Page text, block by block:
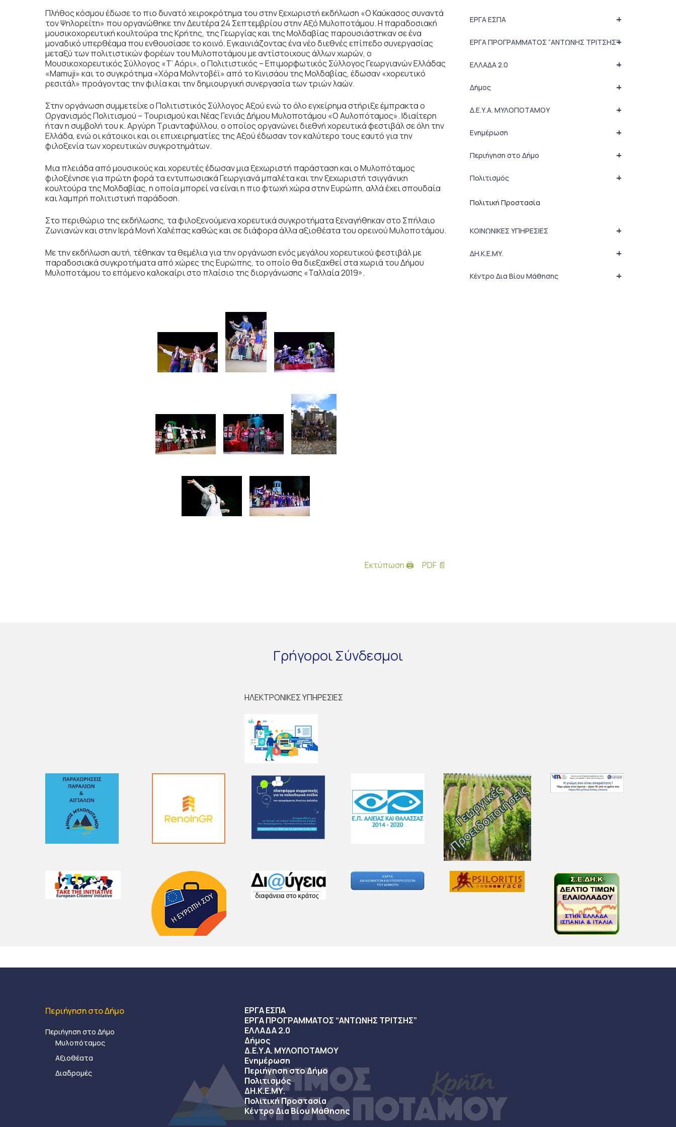
Πλήθος κόσμου έδωσε το πιο δυνατό χειροκρότημα του στην ξεχωριστή εκδήλωση «Ο Καύκασος συναντά
τον Ψηλορείτη» που οργανώθηκε την Δευτέρα 24 Σεπτεμβρίου στην Αξό Μυλοποτάμου. Η παραδοσιακή
μουσικοχορευτική κουλτούρα της Κρήτης, της Γεωργίας και της Μολδαβίας παρουσιάστηκαν σε ένα
μοναδικό υπερθέαμα που ενθουσίασε το κοινό. Εγκαινιάζοντας ένα νέο διεθνές επίπεδο συνεργασίας
μεταξύ των πολιτιστικών φορέων του Μυλοποτάμου με αντίστοιχους άλλων χωρών, ο
Μουσικοχορευτικός Σύλλογος «Τ’ Αόρι», ο Πολιτιστικός – Επιμορφωτικός Σύλλογος Γεωργιανών Ελλάδας
«Mamuji» και το συγκρότημα «Χόρα Μολντοβέϊ» από το Κινισάου της Μολδαβίας, έδωσαν «χορευτικό
ρεσιτάλ» προάγοντας την φιλία και την δημιουργική συνεργασία των τριών λαών.
Στην οργάνωση συμμετείχε ο Πολιτιστικός Σύλλογος Αξού ενώ το όλο εγχείρημα στήριξε έμπρακτα ο
Οργανισμός Πολιτισμού – Τουρισμού και Νέας Γενιάς Δήμου Μυλοποτάμου «Ο Αυλοπόταμος». Ιδιαίτερη
ήταν η συμβολή του κ. Αργύρη Τριανταφύλλου, ο οποίος οργανώνει διεθνή χορευτικά φεστιβάλ σε όλη την
Ελλάδα, ενώ οι κάτοικοι και οι επιχειρηματίες της Αξού έδωσαν τον καλύτερο τους εαυτό για την
φιλοξενία των χορευτικών συγκροτημάτων.
Μια πλειάδα από μουσικούς και χορευτές έδωσαν μια ξεχωριστή παράσταση και ο Μυλοπόταμος
φιλοξένησε για πρώτη φορά τα εντυπωσιακά Γεωργιανά μπαλέτα και την ξεχωριστή τσιγγάνικη
κουλτούρα της Μολδαβίας, η οποία μπορεί να είναι η πιο φτωχή χώρα στην Ευρώπη, αλλά έχει σπουδαία
και λαμπρή πολιτιστική παράδοση.
Στο περιθώριο της εκδήλωσης, τα φιλοξενούμενα χορευτικά συγκροτήματα ξεναγήθηκαν στο Σπήλαιο
Ζωνιανών και στην Ιερά Μονή Χαλέπας καθώς και σε διάφορα άλλα αξιοθέατα του ορεινού Μυλοποτάμου.
Με την εκδήλωση αυτή, τέθηκαν τα θεμέλια για την οργάνωση ενός μεγάλου χορευτικού φεστιβάλ με
παραδοσιακά συγκροτήματα από χώρες της Ευρώπης, το οποίο θα διεξαχθεί στα χωριά του Δήμου
Μυλοποτάμου το επόμενο καλοκαίρι στο πλαίσιο της διοργάνωσης «Ταλλαία 2019».
Εκτύπωση 🖨 PDF 📄
+
ΕΡΓΑ ΕΣΠΑ
+
ΕΡΓΑ ΠΡΟΓΡΑΜΜΑΤΟΣ “ΑΝΤΩΝΗΣ ΤΡΙΤΣΗΣ”
+
ΕΛΛΑΔΑ 2.0
+
Δήμος
+
Δ.Ε.Υ.Α. ΜΥΛΟΠΟΤΑΜΟΥ
+
Ενημέρωση
+
Περιήγηση στο Δήμο
+
Πολιτισμός
Πολιτική Προστασία
+
ΚΟΙΝΩΝΙΚΕΣ ΥΠΗΡΕΣΙΕΣ
+
ΔΗ.Κ.Ε.ΜΥ.
+
Κέντρο Δια Βίου Μάθησης
ΓρήγοροιΣύνδεσμοι
ΗΛΕΚΤΡΟΝΙΚΕΣ ΥΠΗΡΕΣΙΕΣ
Περιήγηση στο Δήμο
Περιήγηση στο Δήμο
Μυλοπόταμος
Αξιοθέατα
Διαδρομές
ΕΡΓΑ ΕΣΠΑ
ΕΡΓΑ ΠΡΟΓΡΑΜΜΑΤΟΣ “ΑΝΤΩΝΗΣ ΤΡΙΤΣΗΣ”
ΕΛΛΑΔΑ 2.0
Δήμος
Δ.Ε.Υ.Α. ΜΥΛΟΠΟΤΑΜΟΥ
Ενημέρωση
Περιήγηση στο Δήμο
Πολιτισμός
ΔΗ.Κ.Ε.ΜΥ.
Πολιτική Προστασία
Κέντρο Δια Βίου Μάθησης